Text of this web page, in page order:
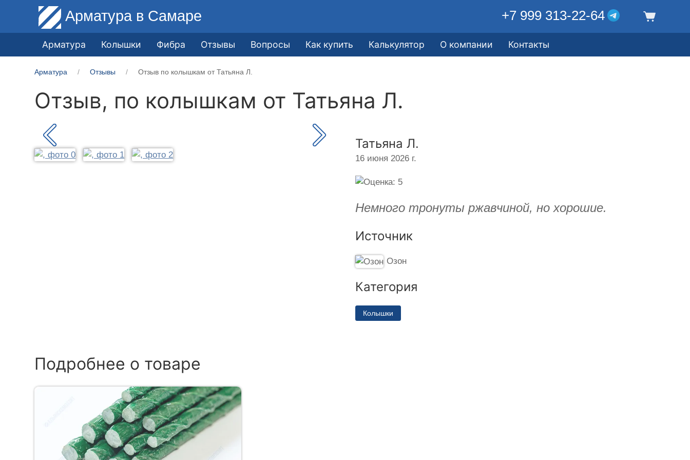
Арматура в Самаре +7 999 313-22-64
Арматура Колышки Фибра Отзывы Вопросы Как купить Калькулятор О компании Контакты
Арматура Отзывы Отзыв по колышкам от Татьяна Л.
Отзыв, по колышкам от Татьяна Л.
Татьяна Л.
16 июня 2026 г.
Немного тронуты ржавчиной, но хорошие.
Источник
Озон
Категория
Колышки
Подробнее о товаре